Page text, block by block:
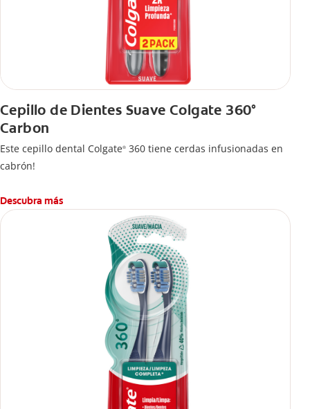
Cepillo de Dientes Suave Colgate 360°
Carbon
Este cepillo dental Colgate® 360 tiene cerdas infusionadas en
cabrón!
Descubra más